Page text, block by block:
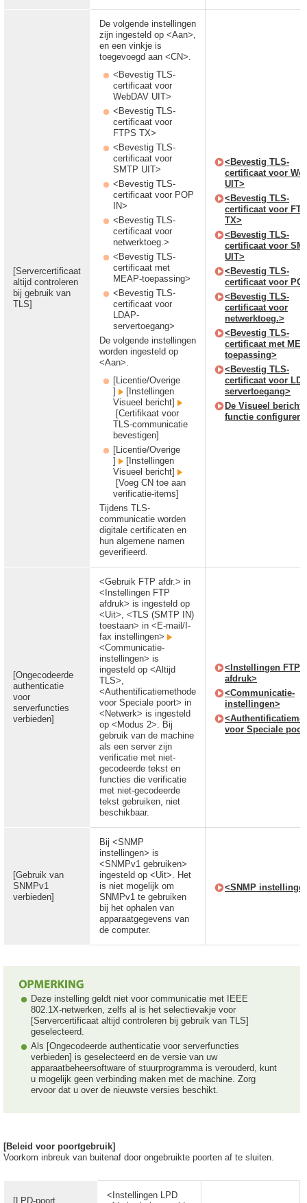
[Servercertificaat
altijd controleren
bij gebruik van
TLS]
De volgende instellingen
zijn ingesteld op <Aan>,
en een vinkje is
toegevoegd aan <CN>.
<Bevestig TLS-
certificaat voor
WebDAV UIT>
<Bevestig TLS-
certificaat voor
FTPS TX>
<Bevestig TLS-
certificaat voor
SMTP UIT>
<Bevestig TLS-
certificaat voor POP
IN>
<Bevestig TLS-
certificaat voor
netwerktoeg.>
<Bevestig TLS-
certificaat met
MEAP-toepassing>
<Bevestig TLS-
certificaat voor
LDAP-
servertoegang>
De volgende instellingen
worden ingesteld op
<Aan>.
[Licentie/Overige
]
[Instellingen
Visueel bericht]
[Certifikaat voor
TLS-communicatie
bevestigen]
[Licentie/Overige
]
[Instellingen
Visueel bericht]
[Voeg CN toe aan
verificatie-items]
Tijdens TLS-
communicatie worden
digitale certificaten en
hun algemene namen
geverifieerd.
<Bevestig TLS-
certificaat voor
UIT>
<Bevestig TLS-
certificaat voor
TX>
<Bevestig TLS-
certificaat voor
UIT>
<Bevestig TLS-
certificaat voor
<Bevestig TLS-
certificaat voor
netwerktoeg.>
<Bevestig TLS-
certificaat met
toepassing>
<Bevestig TLS-
certificaat voor
servertoegang>
De Visueel bericht-
functie
[Ongecodeerde
authenticatie
voor
serverfuncties
verbieden]
<Gebruik FTP afdr.> in
<Instellingen FTP
afdruk> is ingesteld op
<Uit>, <TLS (SMTP IN)
toestaan> in <E-mail/I-
fax instellingen>
<Communicatie-
instellingen> is
ingesteld op <Altijd
TLS>,
<Authentificatiemethode
voor Speciale poort> in
<Netwerk> is ingesteld
op <Modus 2>. Bij
gebruik van de machine
als een server zijn
verificatie met niet-
gecodeerde tekst en
functies die verificatie
met niet-gecodeerde
tekst gebruiken, niet
beschikbaar.
<Instellingen FTP
afdruk>
<Communicatie-
instellingen>
voor Speciale
[Gebruik van
SNMPv1
verbieden]
Bij <SNMP
instellingen> is
<SNMPv1 gebruiken>
ingesteld op <Uit>. Het
is niet mogelijk om
SNMPv1 te gebruiken
bij het ophalen van
apparaatgegevens van
de computer.
<SNMP
Deze instelling geldt niet voor communicatie met IEEE
802.1X-netwerken, zelfs al is het selectievakje voor
[Servercertificaat altijd controleren bij gebruik van TLS]
geselecteerd.
Als [Ongecodeerde authenticatie voor serverfuncties
verbieden] is geselecteerd en de versie van uw
apparaatbeheersoftware of stuurprogramma is verouderd, kunt
u mogelijk geen verbinding maken met de machine. Zorg
ervoor dat u over de nieuwste versies beschikt.
[Beleid voor poortgebruik]
Voorkom inbreuk van buitenaf door ongebruikte poorten af te sluiten.
[LPD-poort
<Instellingen LPD